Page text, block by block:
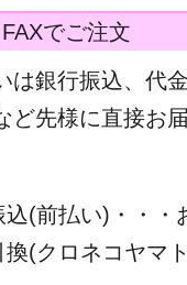
でご注文
は銀行振込、代
ど先様に直接お
込(前払い)・・・
換(クロネコヤマ